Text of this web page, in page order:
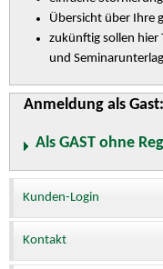
Übersicht über Ihre
zukünftig sollen hier
und
Anmeldung als Gast:
Als GAST ohne
Kunden-Login
Kontakt